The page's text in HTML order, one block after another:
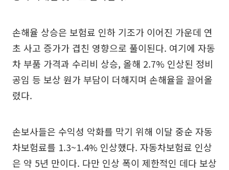
손해율 상승은 보험료 인하 기조가 이어진 가운데 연
초 사고 증가가 겹친 영향으로 풀이된다. 여기에 자동
차 부품 가격과 수리비 상승, 올해 2.7% 인상된 정비
공임 등 보상 원가 부담이 더해지며 손해율을 끌어올
렸다.
손보사들은 수익성 악화를 막기 위해 이달 중순 자동
차보험료를 1.3~1.4% 인상했다. 자동차보험료 인상
은 약 5년 만이다. 다만 인상 폭이 제한적인 데다 보상